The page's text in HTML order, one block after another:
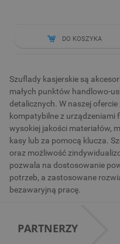
DO KOSZYKA
Szuflady kasjerskie są
małych punktów handlowo-
detalicznych. W naszej ofercie
kompatybilne z urządzeniami
wysokiej jakości materiałów,
kasy lub za pomocą klucza.
oraz możliwość
pozwala na dostosowanie
potrzeb, a zastosowane
bezawaryjną pracę.
PARTNERZY